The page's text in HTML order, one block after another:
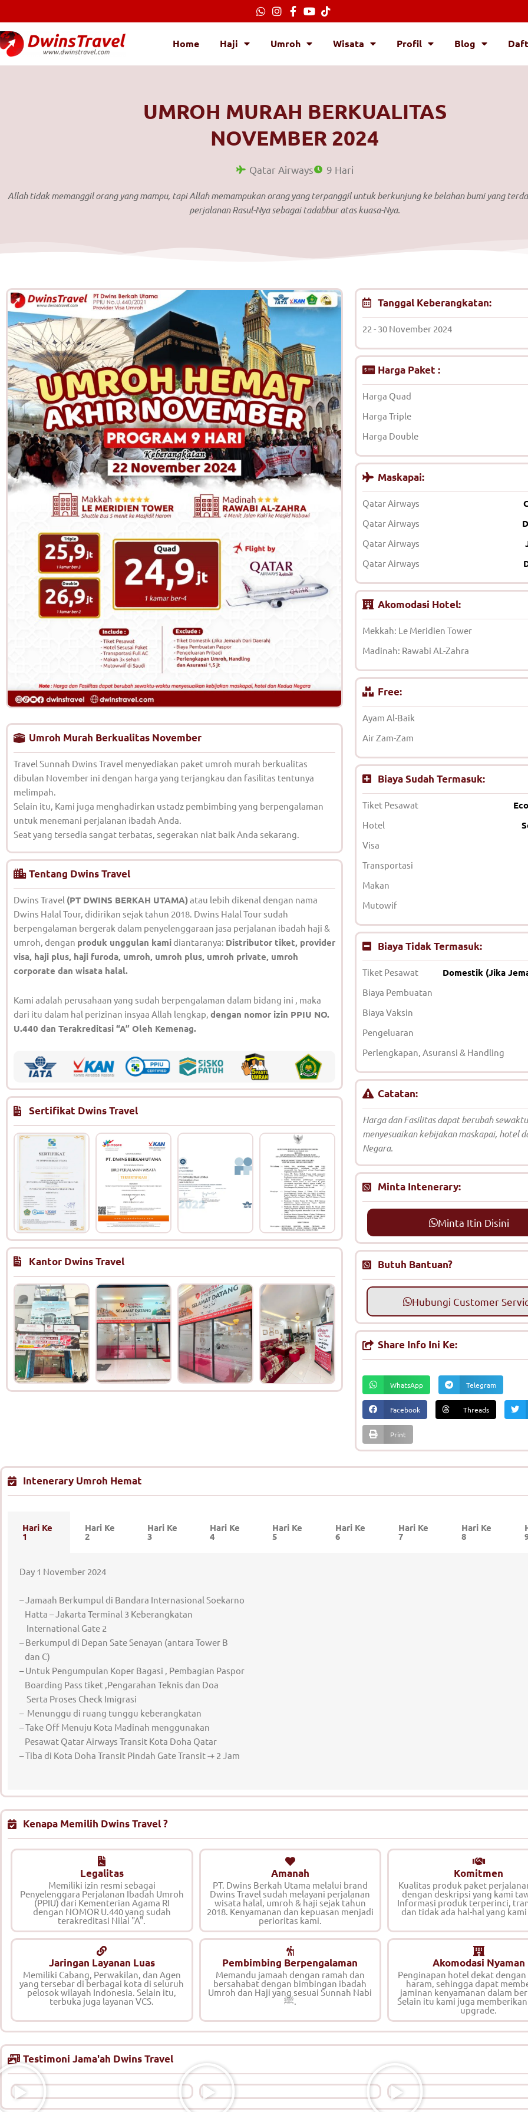
ke
konten
Home Haji Umroh Wisata Profil Blog
UMROH MURAH BERKUALITAS
NOVEMBER 2024
Qatar Airways 9 Hari
Allah tidak memanggil orang yang mampu, tapi Allah memampukan orang yang terpanggil untuk berkunjung ke belahan bumi yang
perjalanan Rasul-Nya sebagai tadabbur atas kuasa-Nya.
Umroh Murah Berkualitas November
Travel Sunnah Dwins Travel menyediakan paket umroh murah berkualitas
dibulan November ini dengan harga yang terjangkau dan fasilitas tentunya
melimpah.
Selain itu, Kami juga menghadirkan ustadz pembimbing yang berpengalaman
untuk menemani perjalanan ibadah Anda.
Seat yang tersedia sangat terbatas, segerakan niat baik Anda sekarang.
Tentang Dwins Travel
Dwins Travel (PT DWINS BERKAH UTAMA)atau lebih dikenal dengan nama
Dwins Halal Tour, didirikan sejak tahun 2018. Dwins Halal Tour sudah
berpengalaman bergerak dalam penyelenggaraan jasa perjalanan ibadah haji &
umroh, dengan produk unggulan kamidiantaranya: Distributor tiket, provider
visa, haji plus, haji furoda, umroh, umroh plus, umroh private, umroh
corporate dan wisata halal.
Kami adalah perusahaan yang sudah berpengalaman dalam bidang ini , maka
dari itu dalam hal perizinan insyaa Allah lengkap, dengan nomor izin PPIU NO.
U.440 dan Terakreditasi “A” Oleh Kemenag.
Sertifikat Dwins Travel
Kantor Dwins Travel
Tanggal Keberangkatan:
22 - 30 November 2024
Harga Paket :
Harga Quad
Harga Triple
Harga Double
Maskapai:
Qatar Airways
Qatar Airways
Qatar Airways
Qatar Airways
Akomodasi Hotel:
Mekkah: Le Meridien Tower
Madinah: Rawabi AL-Zahra
Free:
Ayam Al-Baik
Air Zam-Zam
Biaya Sudah Termasuk:
Tiket Pesawat
Hotel
Visa
Transportasi
Makan
Mutowif
Biaya Tidak Termasuk:
Tiket Pesawat Domestik (Jika
Biaya Pembuatan
Biaya Vaksin
Pengeluaran
Perlengkapan, Asuransi & Handling
Catatan:
Harga dan Fasilitas dapat berubah
menyesuaikan kebijakan maskapai, hotel
Negara.
Minta Intenerary:
Minta Itin Disini
Butuh Bantuan?
Hubungi Customer
Share Info Ini Ke:
WhatsApp Telegram
Facebook Threads
Print
Intenerary Umroh Hemat
Hari Ke
1
Hari Ke
2
Hari Ke
3
Hari Ke
4
Hari Ke
5
Hari Ke
6
Hari Ke
7
Hari Ke
8
Day 1 November 2024
– Jamaah Berkumpul di Bandara Internasional Soekarno
Hatta – Jakarta Terminal 3 Keberangkatan
International Gate 2
– Berkumpul di Depan Sate Senayan (antara Tower B
dan C)
– Untuk Pengumpulan Koper Bagasi , Pembagian Paspor
Boarding Pass tiket ,Pengarahan Teknis dan Doa
Serta Proses Check Imigrasi
– Menunggu di ruang tunggu keberangkatan
– Take Off Menuju Kota Madinah menggunakan
Pesawat Qatar Airways Transit Kota Doha Qatar
– Tiba di Kota Doha Transit Pindah Gate Transit -+ 2 Jam
Kenapa Memilih Dwins Travel ?
Legalitas
Memiliki izin resmi sebagai
Penyelenggara Perjalanan Ibadah Umroh
(PPIU) dari Kementerian Agama RI
dengan NOMOR U.440 yang sudah
terakreditasi Nilai "A".
Amanah
PT. Dwins Berkah Utama melalui brand
Dwins Travel sudah melayani perjalanan
wisata halal, umroh & haji sejak tahun
2018. Kenyamanan dan kepuasan menjadi
perioritas kami.
Komitmen
Kualitas produk paket
dengan deskripsi yang kami
Informasi produk terperinci,
dan tidak ada hal-hal yang
Jaringan Layanan Luas
Memiliki Cabang, Perwakilan, dan Agen
yang tersebar di berbagai kota di seluruh
pelosok wilayah Indonesia. Selain itu,
terbuka juga layanan VCS.
Pembimbing Berpengalaman
Memandu jamaah dengan ramah dan
bersahabat dengan bimbingan ibadah
Umroh dan Haji yang sesuai Sunnah Nabi
ﷺ.
Akomodasi Nyaman
Penginapan hotel dekat
haram, sehingga dapat
jaminan kenyamanan dalam
Selain itu kami juga
upgrade.
Testimoni Jama'ah Dwins Travel